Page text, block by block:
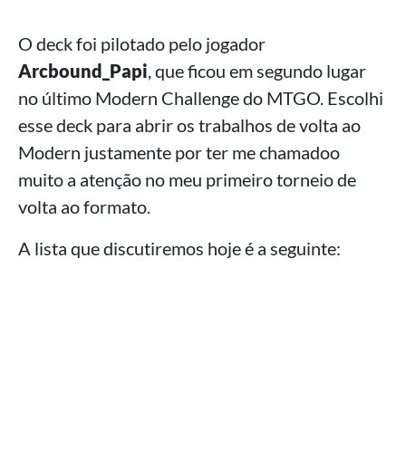
O deck foi pilotado pelo jogador
Arcbound_Papi, que ficou em segundo lugar
no último Modern Challenge do MTGO. Escolhi
esse deck para abrir os trabalhos de volta ao
Modern justamente por ter me chamadoo
muito a atenção no meu primeiro torneio de
volta ao formato.
A lista que discutiremos hoje é a seguinte: